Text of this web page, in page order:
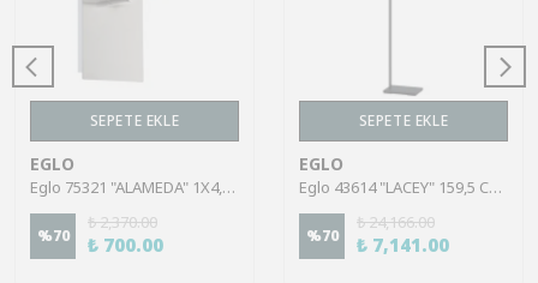
SEPETE EKLE
EGLO
Eglo 75321 "ALAMEDA" 1X4,5W Çelik Nikel Mat Sıva Üstü Spot
%70
₺ 2,370.00
₺ 700.00
SEPETE EKLE
EGLO
Eglo 43614 "LACEY" 159,5 Cm Yüksekliğinde Çelik, Ahşap Köşe Lambası Lambader
%70
₺ 24,166.00
₺ 7,141.00